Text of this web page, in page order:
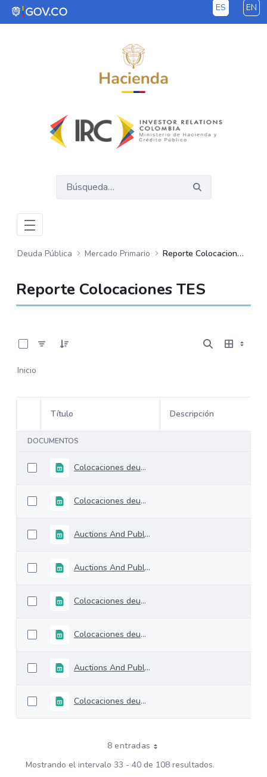
Saltar al contenido principal ES EN
Deuda Pública Mercado Primario Reporte Colocaciones TES
Reporte Colocaciones TES
Inicio
Selección del elemento
Título Descripción
DOCUMENTOS
Colocaciones deuda interna TES
Colocaciones deuda interna TES
Auctions And Public Entities
Auctions And Public Entities
Colocaciones deuda interna TES
Colocaciones deuda interna TES
Auctions And Public Entities
Colocaciones deuda interna TES
8 entradas
Mostrando el intervalo 33 - 40 de 108 resultados.